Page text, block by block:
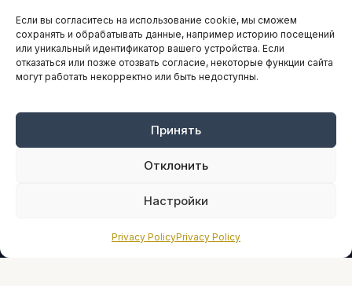
Если вы согласитесь на использование cookie, мы сможем
сохранять и обрабатывать данные, например историю посещений
или уникальный идентификатор вашего устройства. Если
отказаться или позже отозвать согласие, некоторые функции сайта
могут работать некорректно или быть недоступны.
Принять
Отклонить
Настройки
Privacy PolicyPrivacy Policy
ARTICLES IN ENGLISH
НАВИГАЦИЯ
Оплата онлайн